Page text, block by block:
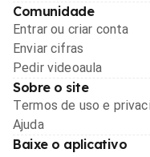
Comunidade
Entrar ou criar conta
Enviar cifras
Pedir videoaula
Sobre o site
Termos de uso e
Ajuda
Baixe o aplicativo